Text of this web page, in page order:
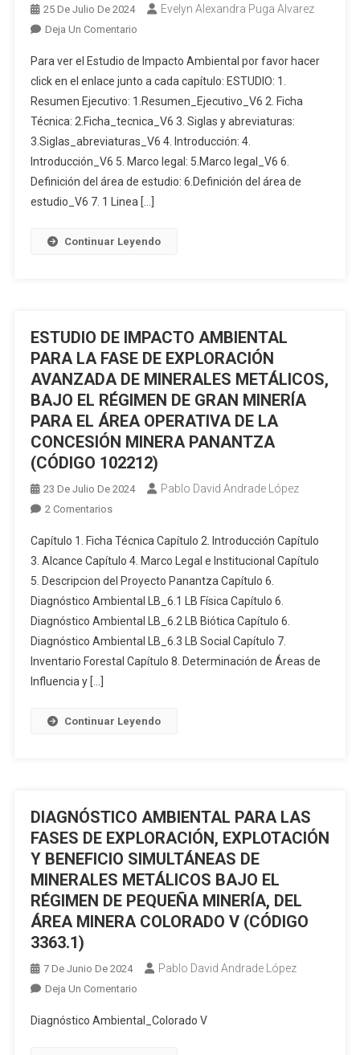
MINERA
100000246
25 De Julio De 2024 Evelyn Alexandra Puga Alvarez
Deja Un ComentarioEn
DE
IMPACTO
AMBIENTAL
PARA
LA
FASE
DE
EXPLORACIÓN
DE
GRAN
MINERÍA
PARA
LAS
CONCESIONES
MINERAS
PORVENIR
PORVENIR
2
(CÓDIGO
50000876),
PORVENIR
3
(CÓDIGO
Para ver el Estudio de Impacto Ambiental por favor hacer
click en el enlace junto a cada capítulo: ESTUDIO: 1.
Resumen Ejecutivo: 1.Resumen_Ejecutivo_V6 2. Ficha
Técnica: 2.Ficha_tecnica_V6 3. Siglas y abreviaturas:
3.Siglas_abreviaturas_V6 4. Introducción: 4.
Introducción_V6 5. Marco legal: 5.Marco legal_V6 6.
Definición del área de estudio: 6.Definición del área de
estudio_V6 7. 1 Linea […]
Continuar Leyendo
ESTUDIO DE IMPACTO AMBIENTAL
PARA LA FASE DE EXPLORACIÓN
AVANZADA DE MINERALES METÁLICOS,
BAJO EL RÉGIMEN DE GRAN MINERÍA
PARA EL ÁREA OPERATIVA DE LA
CONCESIÓN MINERA PANANTZA
(CÓDIGO 102212)
23 De Julio De 2024 Pablo David Andrade López
2 ComentariosEn
DE
IMPACTO
AMBIENTAL
PARA
LA
FASE
DE
MINERALES
DE
GRAN
MINERÍA
PARA
EL
ÁREA
LA
CONCESIÓN
PANANTZA
Capítulo 1. Ficha Técnica Capítulo 2. Introducción Capítulo
3. Alcance Capítulo 4. Marco Legal e Institucional Capítulo
5. Descripcion del Proyecto Panantza Capítulo 6.
Diagnóstico Ambiental LB_6.1 LB Física Capítulo 6.
Diagnóstico Ambiental LB_6.2 LB Biótica Capítulo 6.
Diagnóstico Ambiental LB_6.3 LB Social Capítulo 7.
Inventario Forestal Capítulo 8. Determinación de Áreas de
Influencia y […]
Continuar Leyendo
DIAGNÓSTICO AMBIENTAL PARA LAS
FASES DE EXPLORACIÓN, EXPLOTACIÓN
Y BENEFICIO SIMULTÁNEAS DE
MINERALES METÁLICOS BAJO EL
RÉGIMEN DE PEQUEÑA MINERÍA, DEL
ÁREA MINERA COLORADO V (CÓDIGO
3363.1)
7 De Junio De 2024 Pablo David Andrade López
Deja Un ComentarioEn
AMBIENTAL
Diagnóstico Ambiental_Colorado V